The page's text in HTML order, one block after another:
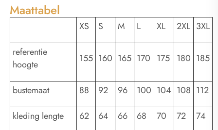
Maattabel
XS S M L XL 2XL 3XL
referentie
hoogte
155 160 165 170 175 180 185
bustemaat 88 92 96 100 104 108 112
kleding lengte 62 64 66 68 70 72 74